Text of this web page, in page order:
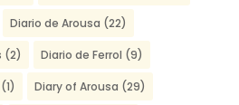
Diario de Arousa (22)
(2) Diario de Ferrol (9)
(1) Diary of Arousa (29)